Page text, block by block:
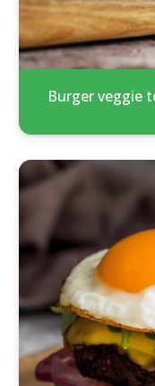
Burger veggie